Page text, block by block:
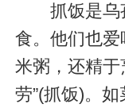
抓饭是乌
食。他们也
米粥，还精于
劳”(抓饭)。